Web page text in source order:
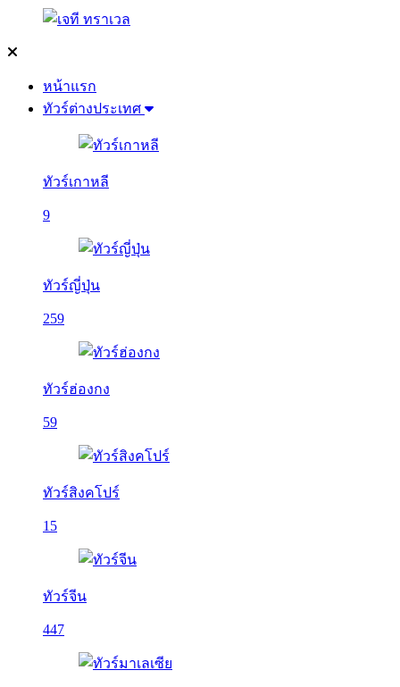
หน้าแรก
ทัวร์ต่างประเทศ
ทัวร์เกาหลี
9
ทัวร์ญี่ปุ่น
259
ทัวร์ฮ่องกง
59
ทัวร์สิงคโปร์
15
ทัวร์จีน
447